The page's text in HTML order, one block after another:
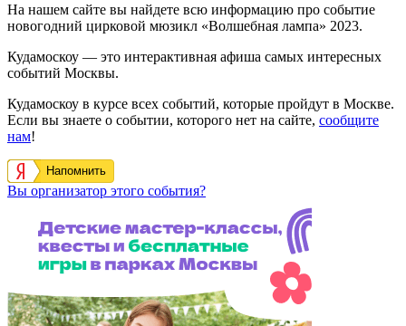
На нашем сайте вы найдете всю информацию про событие
новогодний цирковой мюзикл «Волшебная лампа» 2023.
Кудамоскоу — это интерактивная афиша самых интересных
событий Москвы.
Кудамоскоу в курсе всех событий, которые пройдут в Москве.
Если вы знаете о событии, которого нет на сайте, сообщите
нам!
Напомнить
Вы организатор этого события?